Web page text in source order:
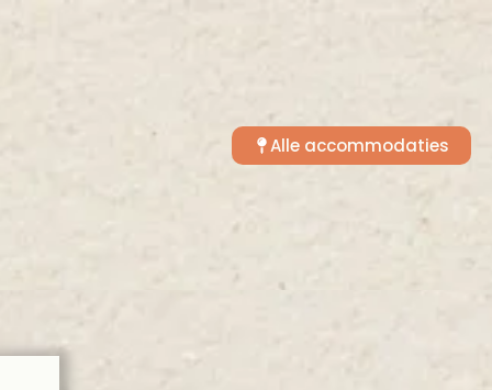
Alle accommodaties